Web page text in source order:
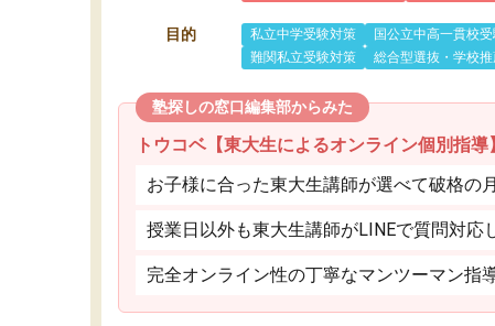
目的 私立中学受験対策 国公立中高一貫校
難関私立受験対策
総合型選抜・学校
塾探しの窓口編集部からみた
トウコベ【東大生によるオンライン個別指
お子様に合った東大生講師が選べて破格の
授業日以外も東大生講師がLINEで質問対応
完全オンライン性の丁寧なマンツーマン指